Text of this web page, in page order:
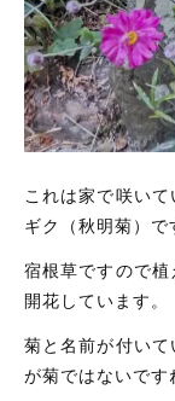
これは家で咲い
ギク（秋明菊）で
宿根草ですので
開花しています。
菊と名前が付い
が菊ではないです
東山茶業組合
ショップから
キャンペーン
ブログ
過去のブログ
お問い合わせ
ログイン